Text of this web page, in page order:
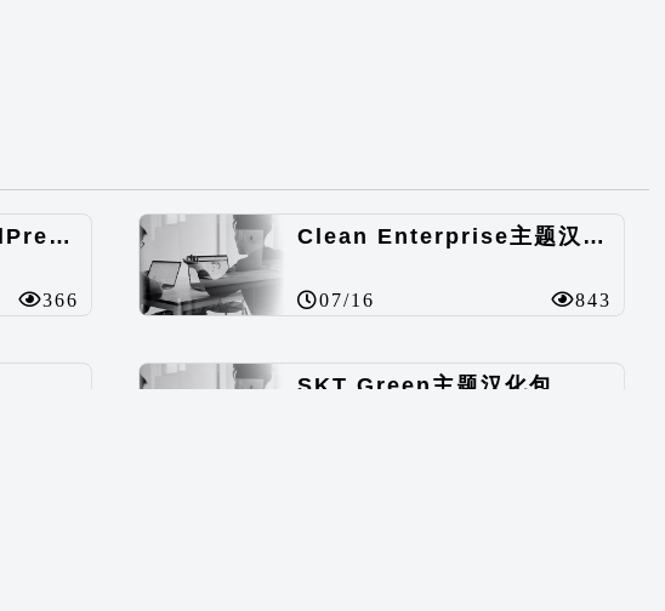
Site Kit 免费的WordPress数据统计插件
366
Clean Enterprise主题汉化包
07/16 843
SKT Green主题汉化包